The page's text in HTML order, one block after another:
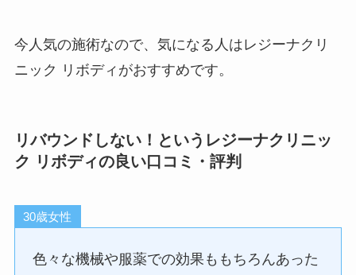
今人気の施術なので、気になる人はレジーナクリ
ニック リボディがおすすめです。
リバウンドしない！というレジーナクリニッ
ク リボディの良い口コミ・評判
30歳女性
色々な機械や服薬での効果ももちろんあった